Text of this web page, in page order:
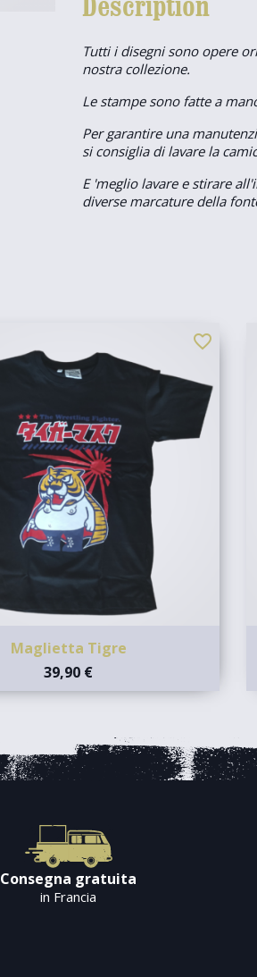
Tutti i disegni sono opere
nostra collezione.
Le stampe sono fatte a
Per garantire una
si consiglia di lavare la
E 'meglio lavare e stirare
diverse marcature della
Maglietta Tigre
39,90 €
favorite_border
Consegna gratuita
in Francia